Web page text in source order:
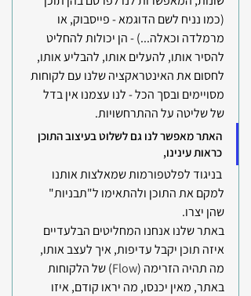
(כמו נניח לשם הדוגמא - פייסבוק, או
מרמלדה וכאלה...) - הן יכולות להחליט
להסיר אותו, להעלים אותו, להבליע אותו,
לחסום את האינטראקציה שלנו עם לקוחות
מסויימים ובסך הכל - לנו עצמנו אין בדל
של שליטה על ההתרחשויות.
האתר מאפשר לנו גם לשלוט בעיצוב התוכן
כראות עינינו,
בניגוד לפלטפורמות שמאלצות אותנו
למקם את התוכן ולהתאימו ל"תבניות"
שהן יצרו.
באתר שלנו אנחנו המחליטים הבלעדיים
איזה תוכן יקבל עדיפות, איך לעצב אותו,
מה תהיה הזרימה (Flow) של הלקוחות
באתר, מאין יכנסו, מה יראו קודם, איזו